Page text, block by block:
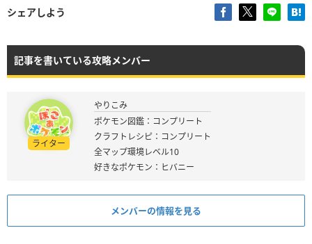
シェアしよう
記事を書いている攻略メンバー
ライター
やりこみ
ポケモン図鑑：コンプリート
クラフトレシピ：コンプリート
全マップ環境レベル10
好きなポケモン：ヒバニー
メンバーの情報を見る